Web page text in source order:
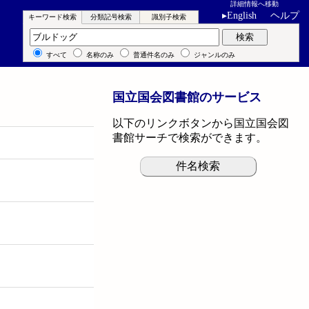
詳細情報へ移動
▸English ヘルプ
キーワード検索 分類記号検索 識別子検索
キーワード検索 検索
すべて 名称のみ 普通件名のみ ジャンルのみ
国立国会図書館のサービス
以下のリンクボタンから国立国会図
書館サーチで検索ができます。
件名検索